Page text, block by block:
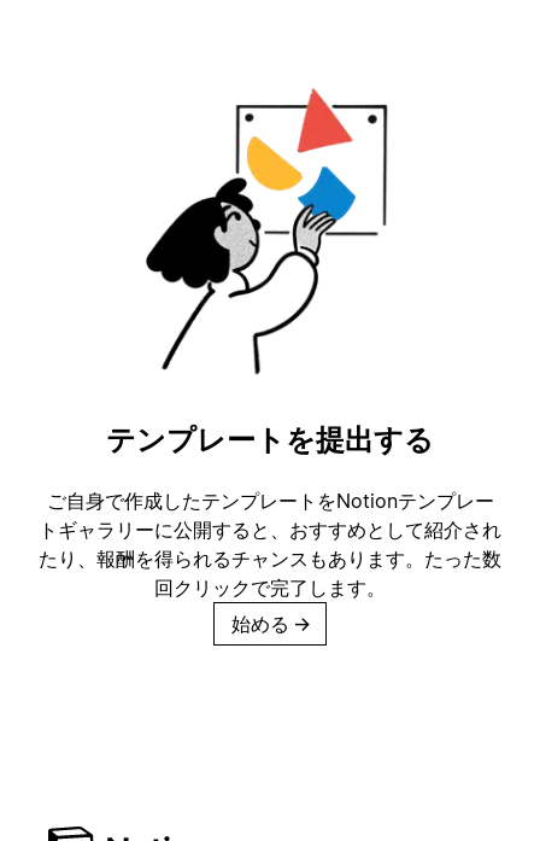
テンプレートを提出する
ご自身で作成したテンプレートをNotionテンプレー
トギャラリーに公開すると、おすすめとして紹介され
たり、報酬を得られるチャンスもあります。たった数
回クリックで完了します。
始める →